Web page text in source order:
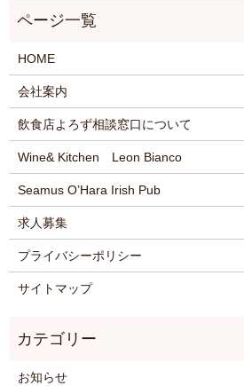
HOME
会社案内
飲食店よろず相談窓口について
Wine& Kitchen Leon Bianco
Seamus O’Hara Irish Pub
求人募集
プライバシーポリシー
サイトマップ
お知らせ